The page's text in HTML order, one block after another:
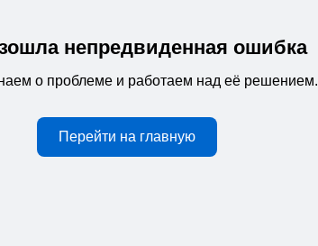
непредвиденная ошибка
о проблеме и работаем над её решением.
Перейти на главную